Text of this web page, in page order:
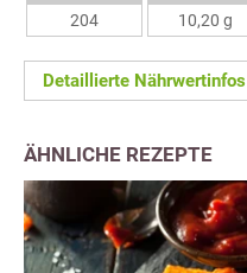
204
10,20 g
Detaillierte Nährwertinfos
ÄHNLICHE REZEPTE